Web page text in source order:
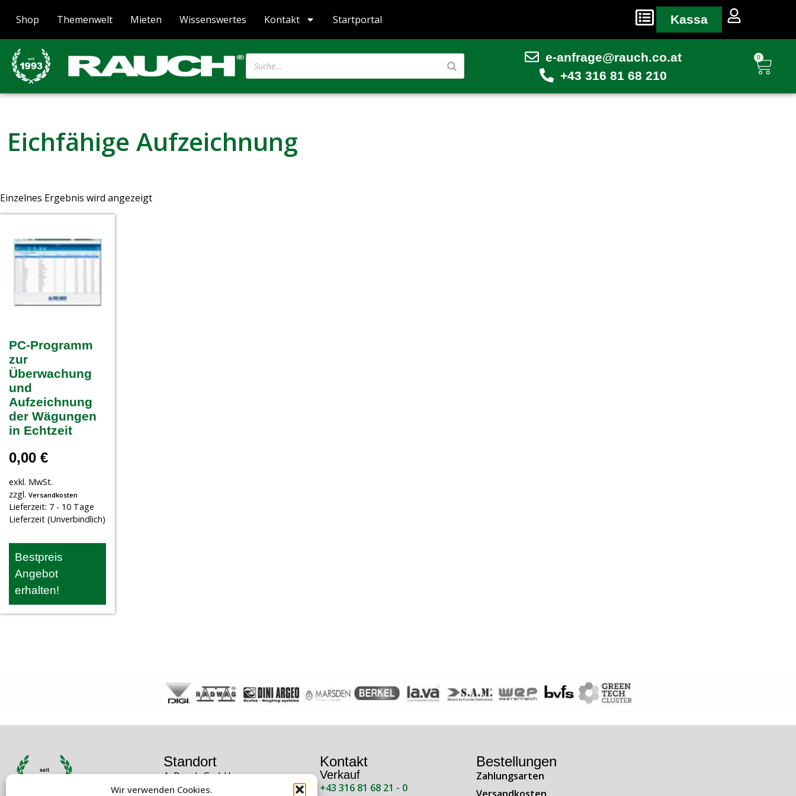
Wir verwenden Cookies.
Shop Themenwelt Mieten Wissenswertes Kontakt Startportal Kassa
e-anfrage@rauch.co.at
+43 316 81 68 210
0
Eichfähige Aufzeichnung
Einzelnes Ergebnis wird angezeigt
PC-Programm
zur
Überwachung
und
Aufzeichnung
der Wägungen
in Echtzeit
0,00 €
exkl. MwSt.
zzgl. Versandkosten
Lieferzeit: 7 - 10 Tage
Lieferzeit (Unverbindlich)
Bestpreis
Angebot
erhalten!
Standort
A. Rauch GmbH
Liebenauer Hauptstraße 138
Kontakt
Verkauf
+43 316 81 68 21 - 0
Bestellungen
Zahlungsarten